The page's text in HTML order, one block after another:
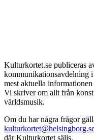
Kulturkortet.se publiceras
kommunikationsavdelning
mest aktuella
Vi skriver om allt från
världsmusik.
Om du har några frågor
där Kulturkortet säljs.